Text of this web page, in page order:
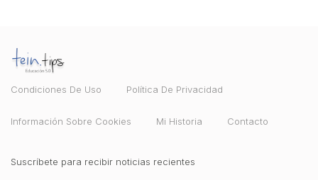
Condiciones De Uso Política De Privacidad
Información Sobre Cookies Mi Historia Contacto
Suscríbete para recibir noticias recientes